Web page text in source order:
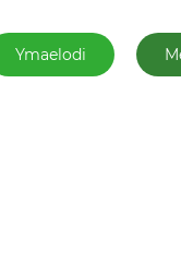
Ymaelodi